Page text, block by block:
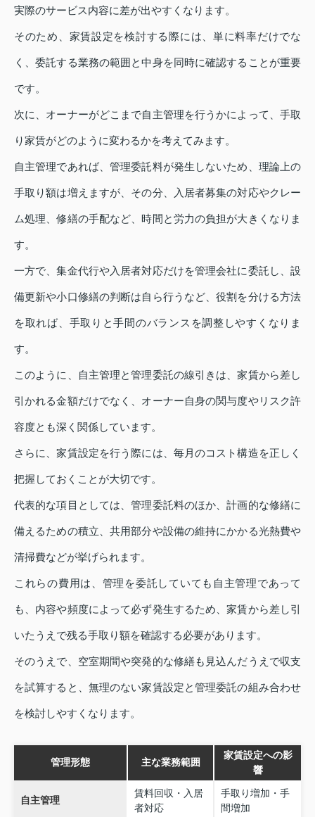
実際のサービス内容に差が出やすくなります。
そのため、家賃設定を検討する際には、単に料率だけでな
く、委託する業務の範囲と中身を同時に確認することが重要
です。
次に、オーナーがどこまで自主管理を行うかによって、手取
り家賃がどのように変わるかを考えてみます。
自主管理であれば、管理委託料が発生しないため、理論上の
手取り額は増えますが、その分、入居者募集の対応やクレー
ム処理、修繕の手配など、時間と労力の負担が大きくなりま
す。
一方で、集金代行や入居者対応だけを管理会社に委託し、設
備更新や小口修繕の判断は自ら行うなど、役割を分ける方法
を取れば、手取りと手間のバランスを調整しやすくなりま
す。
このように、自主管理と管理委託の線引きは、家賃から差し
引かれる金額だけでなく、オーナー自身の関与度やリスク許
容度とも深く関係しています。
さらに、家賃設定を行う際には、毎月のコスト構造を正しく
把握しておくことが大切です。
代表的な項目としては、管理委託料のほか、計画的な修繕に
備えるための積立、共用部分や設備の維持にかかる光熱費や
清掃費などが挙げられます。
これらの費用は、管理を委託していても自主管理であって
も、内容や頻度によって必ず発生するため、家賃から差し引
いたうえで残る手取り額を確認する必要があります。
そのうえで、空室期間や突発的な修繕も見込んだうえで収支
を試算すると、無理のない家賃設定と管理委託の組み合わせ
を検討しやすくなります。
管理形態 主な業務範囲
家賃設定への影
響
自主管理
賃料回収・入居
者対応
手取り増加・手
間増加